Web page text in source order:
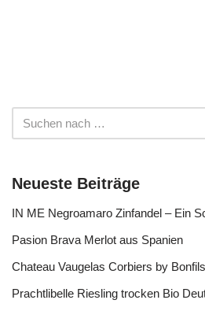
Neueste Beiträge
IN ME Negroamaro Zinfandel – Ein
Pasion Brava Merlot aus Spanien
Chateau Vaugelas Corbiers by Bonfils
Prachtlibelle Riesling trocken Bio